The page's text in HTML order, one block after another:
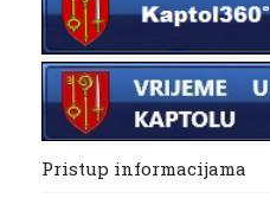
Pristup informacijama